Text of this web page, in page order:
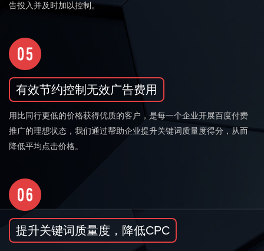
告投入并及时加以控制。
有效节约控制无效广告费用
用比同行更低的价格获得优质的客户，是每一个企业开展百度付费
推广的理想状态，我们通过帮助企业提升关键词质量度得分，从而
降低平均点击价格。
提升关键词质量度，降低CPC